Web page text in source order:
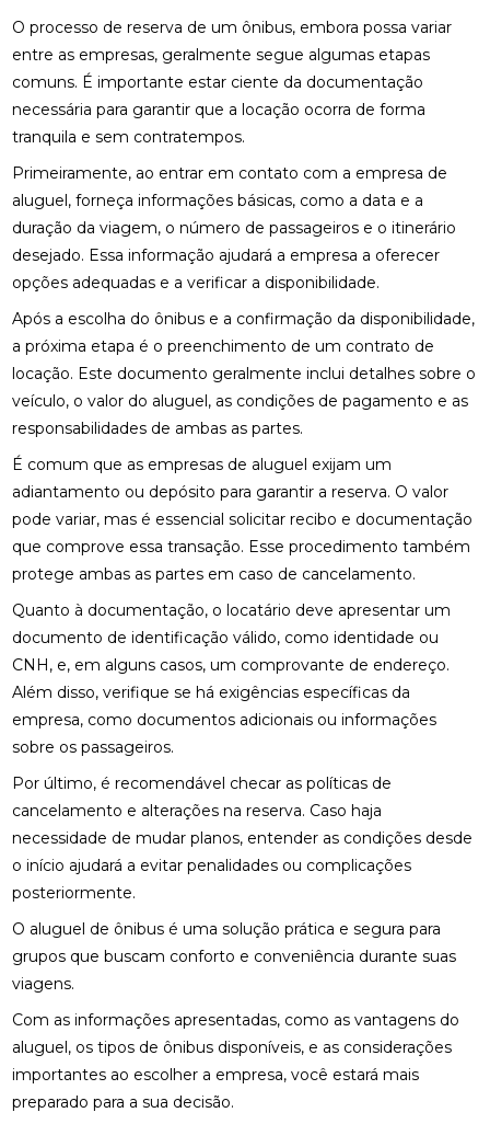
O processo de reserva de um ônibus, embora possa variar
entre as empresas, geralmente segue algumas etapas
comuns. É importante estar ciente da documentação
necessária para garantir que a locação ocorra de forma
tranquila e sem contratempos.
Primeiramente, ao entrar em contato com a empresa de
aluguel, forneça informações básicas, como a data e a
duração da viagem, o número de passageiros e o itinerário
desejado. Essa informação ajudará a empresa a oferecer
opções adequadas e a verificar a disponibilidade.
Após a escolha do ônibus e a confirmação da disponibilidade,
a próxima etapa é o preenchimento de um contrato de
locação. Este documento geralmente inclui detalhes sobre o
veículo, o valor do aluguel, as condições de pagamento e as
responsabilidades de ambas as partes.
É comum que as empresas de aluguel exijam um
adiantamento ou depósito para garantir a reserva. O valor
pode variar, mas é essencial solicitar recibo e documentação
que comprove essa transação. Esse procedimento também
protege ambas as partes em caso de cancelamento.
Quanto à documentação, o locatário deve apresentar um
documento de identificação válido, como identidade ou
CNH, e, em alguns casos, um comprovante de endereço.
Além disso, verifique se há exigências específicas da
empresa, como documentos adicionais ou informações
sobre os passageiros.
Por último, é recomendável checar as políticas de
cancelamento e alterações na reserva. Caso haja
necessidade de mudar planos, entender as condições desde
o início ajudará a evitar penalidades ou complicações
posteriormente.
O aluguel de ônibus é uma solução prática e segura para
grupos que buscam conforto e conveniência durante suas
viagens.
Com as informações apresentadas, como as vantagens do
aluguel, os tipos de ônibus disponíveis, e as considerações
importantes ao escolher a empresa, você estará mais
preparado para a sua decisão.